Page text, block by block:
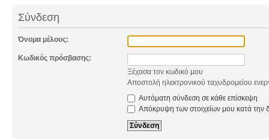
Σύνδεση
Όνομα μέλους:
Κωδικός πρόσβασης:
Ξέχασα τον κωδικό μου
Αποστολή ηλεκτρονικού ταχυδρομείου
Αυτόματη σύνδεση σε κάθε επίσκεψη
Απόκρυψη των στοιχείων μου κατά την